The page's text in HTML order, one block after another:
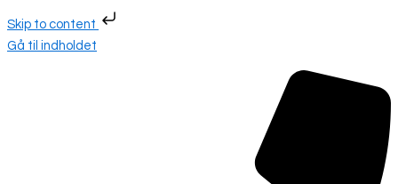
Skip to content
Gå til indholdet